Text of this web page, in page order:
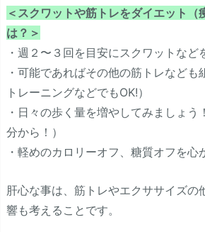
＜スクワットや筋トレをダイエット（
は？＞
・週２〜３回を目安にスクワットなど
・可能であればその他の筋トレなども
トレーニングなどでもOK!）
・日々の歩く量を増やしてみましょう
分から！）
・軽めのカロリーオフ、糖質オフを心
肝心な事は、筋トレやエクササイズの
響も考えることです。